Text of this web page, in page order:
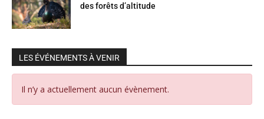
des forêts d’altitude
LES ÉVÉNEMENTS À VENIR
Il n’y a actuellement aucun évènement.